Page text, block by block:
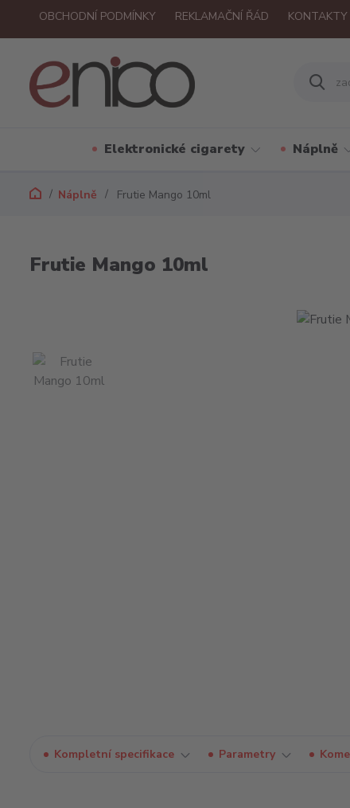
OBCHODNÍ PODMÍNKY REKLAMAČNÍ ŘÁD KONTAKTY
Elektronické cigarety Náplně
Náplně Frutie Mango 10ml
Frutie Mango 10ml
Kompletní specifikace Parametry